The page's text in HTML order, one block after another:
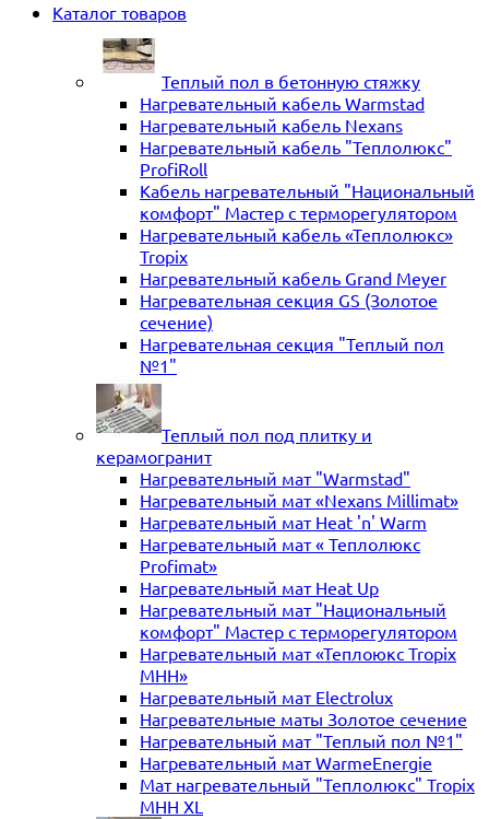
Каталог товаров
Теплый пол в бетонную стяжку
Нагревательный кабель Warmstad
Нагревательный кабель Nexans
Нагревательный кабель "Теплолюкс"
ProfiRoll
Кабель нагревательный "Национальный
комфорт" Мастер с терморегулятором
Нагревательный кабель «Теплолюкс»
Tropix
Нагревательный кабель Grand Meyer
Нагревательная секция GS (Золотое
сечение)
Нагревательная секция "Теплый пол
№1"
Теплый пол под плитку и
керамогранит
Нагревательный мат "Warmstad"
Нагревательный мат «Nexans Millimat»
Нагревательный мат Heat 'n' Warm
Нагревательный мат « Теплолюкс
Profimat»
Нагревательный мат Heat Up
Нагревательный мат "Национальный
комфорт" Мастер с терморегулятором
Нагревательный мат «Теплоюкс Tropix
MHH»
Нагревательный мат Electrolux
Нагревательные маты Золотое сечение
Нагревательный мат "Теплый пол №1"
Нагревательный мат WarmeEnergie
Мат нагревательный "Теплолюкс" Tropix
МНН XL